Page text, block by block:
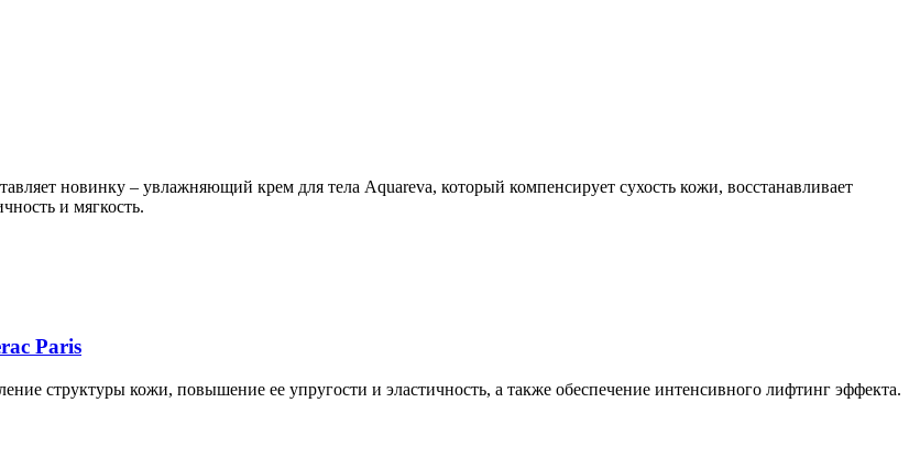
новинку – увлажняющий крем для тела Aquareva, который компенсирует сухость кожи, восстанавливает
и мягкость.
Paris
структуры кожи, повышение ее упругости и эластичность, а также обеспечение интенсивного лифтинг эффекта.